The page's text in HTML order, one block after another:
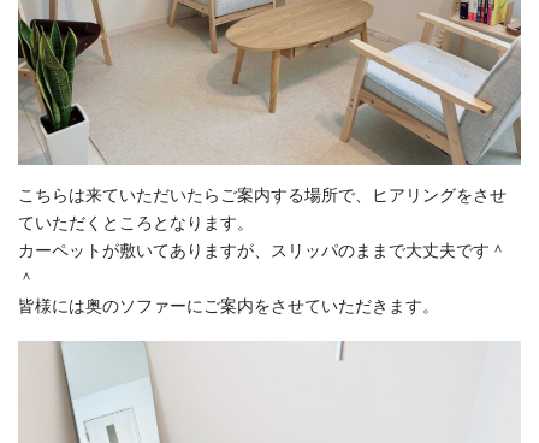
こちらは来ていただいたらご案内する場所で、ヒアリングをさせ
ていただくところとなります。
カーペットが敷いてありますが、スリッパのままで大丈夫です＾
＾
皆様には奥のソファーにご案内をさせていただきます。